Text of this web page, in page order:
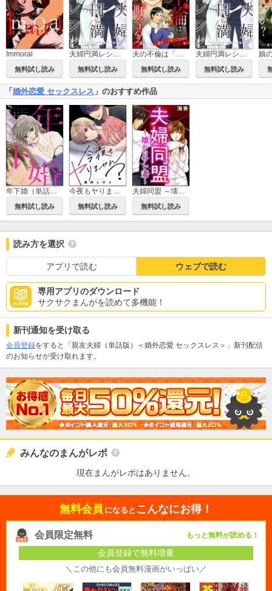
Immoral
無料試し読み
夫婦円満レシピ～それでも夫を愛している～
無料試し読み
夫の不倫は「町ぐるみ」 ～妻をハブるクズたちに制裁を～（分冊版）
無料試し読み
夫婦円満レシピ～それでも夫を愛している～ 分冊版
無料試し読み
「 婚外恋愛 セックスレス 」のおすすめ作品
年下婚（単話版）＜婚外恋愛 セックスレス＞
無料試し読み
今夜もヤりません？（単話版）＜婚外恋愛 セックスレス＞
無料試し読み
夫婦同盟 ～壊れたサレ妻～（単話版）＜婚外恋愛 セックスレス＞
無料試し読み
読み方を選択
アプリで読む ウェブで読む
専用アプリのダウンロード
サクサクまんがを読めて多機能！
新刊通知を受け取る
会員登録をすると「親友夫婦（単話版）＜婚外恋愛 セックスレス＞」新刊配信
のお知らせが受け取れます。
みんなのまんがレポ
現在まんがレポはありません。
無料会員 になると こんなにお得！
会員限定無料 もっと無料が読める！
会員登録で無料増量
＼この他にも会員無料漫画がいっぱい／